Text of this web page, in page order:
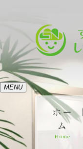
MENU
ホー
ム
Home